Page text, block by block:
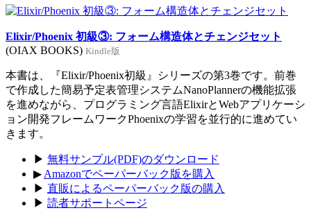
Elixir/Phoenix 初級③: フォーム構造体とチェンジセット
(OIAX BOOKS) Kindle版
本書は、『Elixir/Phoenix初級』シリーズの第3巻です。前巻
で作成した簡易予定表管理システムNanoPlannerの機能拡張
を進めながら、プログラミング言語ElixirとWebアプリケーシ
ョン開発フレームワークPhoenixの学習を並行的に進めてい
きます。
▶ 無料サンプル(PDF)のダウンロード
▶ Amazonでペーパーバック版を購入
▶ 直販によるペーパーバック版の購入
▶ 読者サポートページ